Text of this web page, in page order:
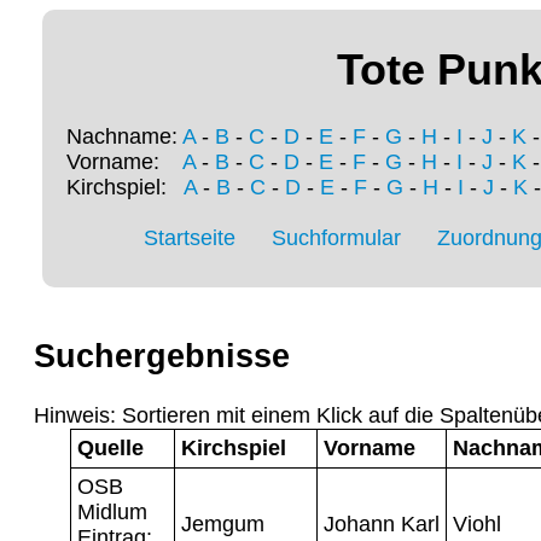
Tote
Nachname: A- B - C - D - E - F - G - H - I - J - K
Vorname: A- B - C - D - E - F - G - H - I - J - K
Kirchspiel: A- B - C - D- E- F- G - H - I - J - K
Startseite Suchformular
Suchergebnisse
Hinweis: Sortieren mit einem Klick auf die
Quelle
Kirchspiel Vorname
OSB
Midlum
Jemgum Johann Karl Viohl